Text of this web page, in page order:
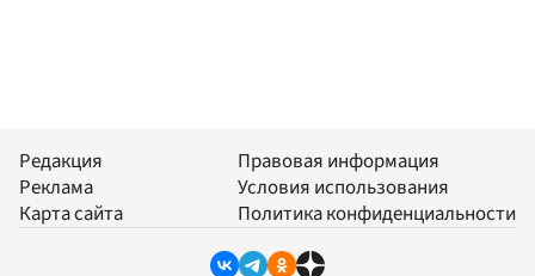
Редакция
Реклама
Карта сайта
Правовая информация
Условия использования
Политика конфиденциальности